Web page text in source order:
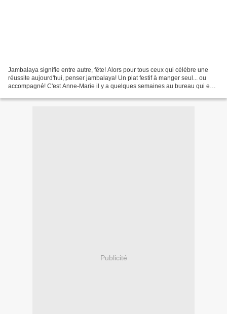
Jambalaya signifie entre autre, fête! Alors pour tous ceux qui célèbre une
réussite aujourd'hui, penser jambalaya! Un plat festif à manger seul... ou
accompagné! C'est Anne-Marie il y a quelques semaines au bureau qui en a
Publicité